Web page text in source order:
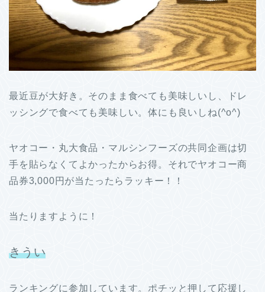
最近豆が大好き。そのまま食べても美味しいし、ドレ
ッシングで食べても美味しい。体にも良いしね(^o^)
ヤオコー・丸大食品・マルシンフーズの共同企画は切
手を貼らなくてよかったからお得。それでヤオコー商
品券3,000円が当たったらラッキー！！
当たりますように！
きうい
ランキングに参加しています。ポチッと押して応援し